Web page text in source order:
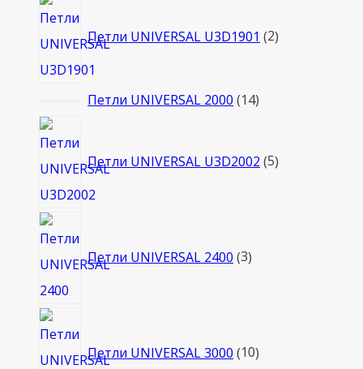
Петли UNIVERSAL U3D1901 2товара
Петли UNIVERSAL 2000 1414
Петли UNIVERSAL U3D2002 5товаров
Петли UNIVERSAL 2400 3товара
Петли UNIVERSAL 3000 10товаров